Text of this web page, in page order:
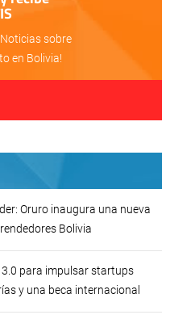
sobre
en Bolivia!
Oruro inaugura una nueva
Bolivia
para impulsar startups
y una beca internacional